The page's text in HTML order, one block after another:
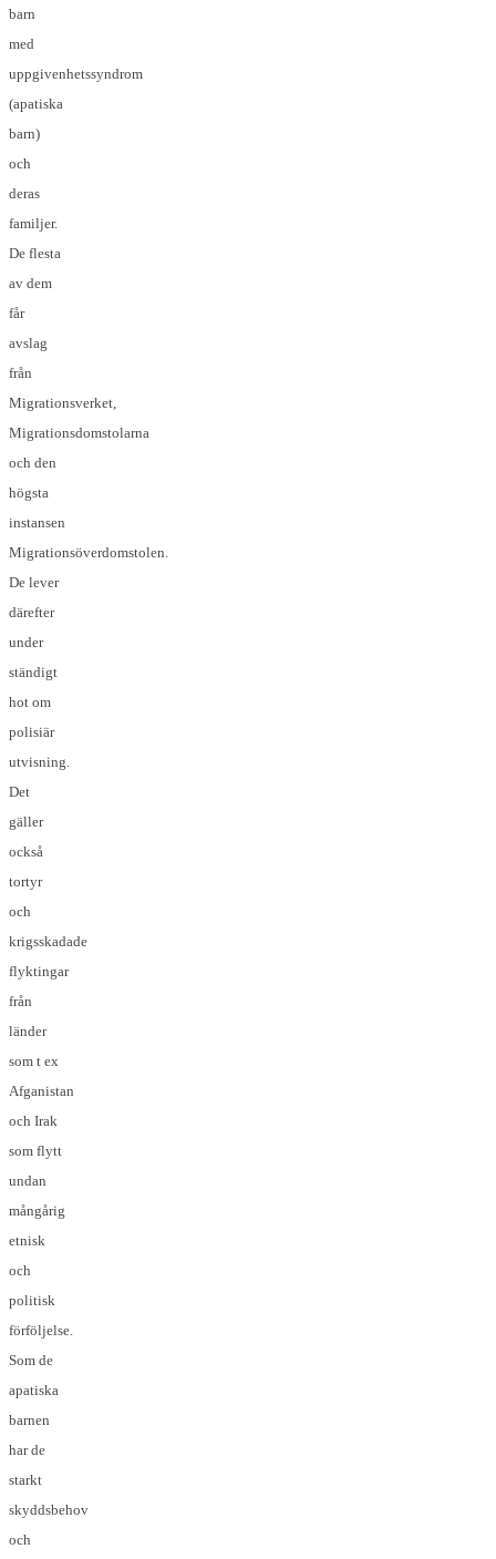
barn
med
uppgivenhetssyndrom
(apatiska
barn)
och
deras
familjer.
De flesta
av dem
får
avslag
från
Migrationsverket,
Migrationsdomstolarna
och den
högsta
instansen
Migrationsöverdomstolen.
De lever
därefter
under
ständigt
hot om
polisiär
utvisning.
Det
gäller
också
tortyr
och
krigsskadade
flyktingar
från
länder
som t ex
Afganistan
och Irak
som flytt
undan
mångårig
etnisk
och
politisk
förföljelse.
Som de
apatiska
barnen
har de
starkt
skyddsbehov
och